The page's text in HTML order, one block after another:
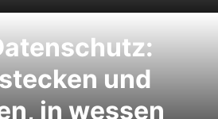
und
in wessen